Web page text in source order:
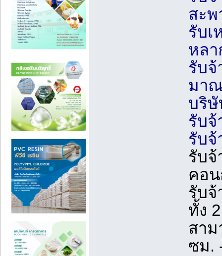
สะพ
รับเ
หล
รับจ้
มา
บริ
รับ
รับจ้
รับจ้
คอ
รับจ้
ทั้ง
สา
ซม.